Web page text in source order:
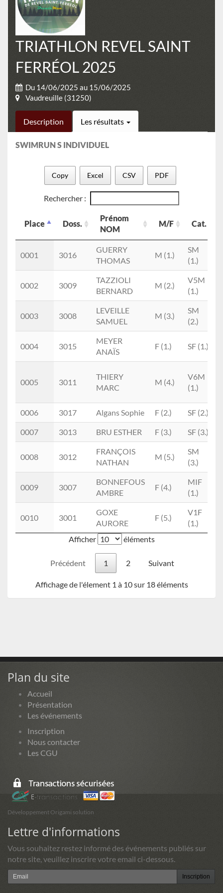
TRIATHLON REVEL SAINT
FERRÉOL 2025
Du 14/06/2025 au 15/06/2025
Vaudreuille (31250)
Description Les résultats
SWIMRUN S INDIVIDUEL
Copy Excel CSV PDF
Rechercher :
Place Doss.
Prénom
NOM
M/F Cat.
Prénom
NOM
Cat.
0001
3016
GUERRY
THOMAS
M (1.)
SM
(1.)
0002 3009
TAZZIOLI
BERNARD
M (2.)
V5M
(1.)
0003 3008
LEVEILLE
SAMUEL
M (3.)
SM
(2.)
0004 3015
MEYER
ANAÏS
F (1.) SF (1.)
0005 3011
THIERY
MARC
M (4.)
V6M
(1.)
0006 3017 Algans Sophie F (2.) SF (2.)
0007 3013 BRU ESTHER F (3.) SF (3.)
0008 3012
FRANÇOIS
NATHAN
M (5.)
SM
(3.)
0009 3007
BONNEFOUS
AMBRE
F (4.)
MIF
(1.)
0010 3001
GOXE
AURORE
F (5.)
V1F
(1.)
Afficher
éléments
Précédent 1 2 Suivant
Affichage de l'élement 1 à 10 sur 18 éléments
Plan du site
Accueil
Présentation
Les événements
Inscription
Nous contacter
Les CGU
Développement Origami solution
Lettre d'informations
Vous souhaitez restez informé des événements publiés sur
notre site, veuillez inscrire votre email ci-dessous.
Inscription